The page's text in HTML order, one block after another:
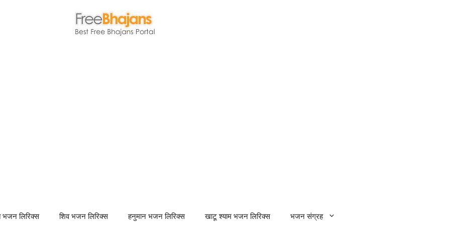
भजन लिरिक्स शिव भजन लिरिक्स हनुमान भजन लिरिक्स खाटू श्याम भजन लिरिक्स भजन संग्रह